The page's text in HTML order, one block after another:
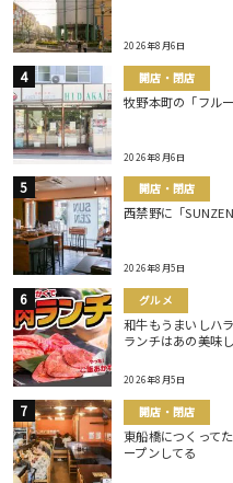
2026年8月6日
開店・閉店
牧野本町の「フル
2026年8月6日
開店・閉店
西禁野に「
2026年8月5日
グルメ
和牛もうまいしハ
ランチはあの美味
2026年8月5日
開店・閉店
東船橋につくって
ープンしてる